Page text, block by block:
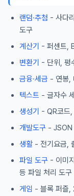
랜덤·추첨 - 사다
도구
계산기 - 퍼센트,
변환기 - 단위, 평
금융·세금 - 연봉,
텍스트 - 글자수
생성기 - QR코드,
개발도구 - JSON
생활 - 전기요금,
파일 도구 - 이미
등 파일 처리 도구
게임 - 블록 퍼즐,